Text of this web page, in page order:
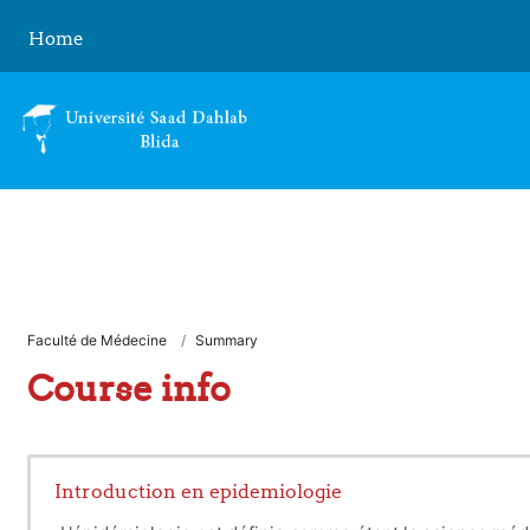
Home
Faculté de Médecine Summary
Course info
Introduction en epidemiologie